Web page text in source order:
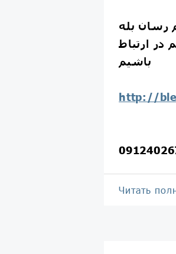
رسان بله
در ارتباط
باشيم
http://
Читать